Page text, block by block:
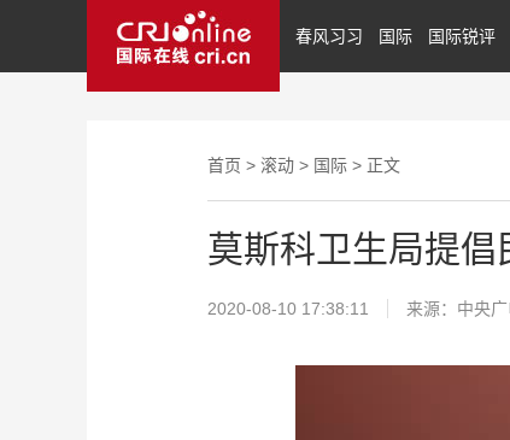
春风习习 国际 国际锐评
首页 > 滚动 > 国际 > 正文
莫斯科卫生局提倡
2020-08-10 17:38:11 来源：中央